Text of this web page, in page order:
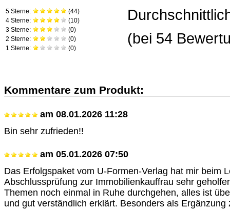
5 Sterne: (44)
4 Sterne:
(10)
3 Sterne:
(0)
2 Sterne:
(0)
1 Sterne:
(0)
(bei 54
Kommentare zum Produkt:
am 08.01.2026 11:28
Bin sehr zufrieden!!
am 05.01.2026 07:50
Das Erfolgspaket vom U-Formen-Verlag hat mir beim
Abschlussprüfung zur Immobilienkauffrau sehr
Themen noch einmal in Ruhe durchgehen, alles ist
und gut verständlich erklärt. Besonders als Ergänzung